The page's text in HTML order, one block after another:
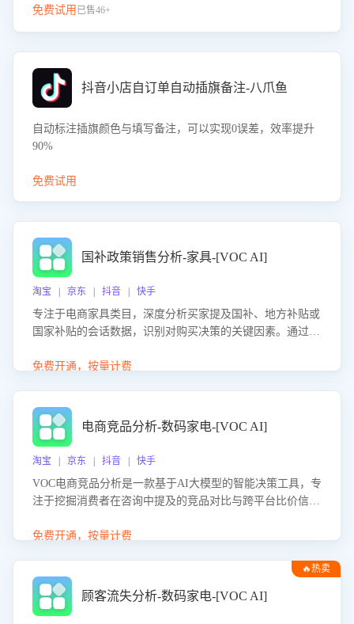
免费试用 已售46+
抖音小店自订单自动插旗备注-八爪鱼
自动标注插旗颜色与填写备注，可以实现0误差，效率提升
90%
免费试用
国补政策销售分析-家具-[VOC AI]
淘宝 | 京东 | 抖音 | 快手
专注于电商家具类目，深度分析买家提及国补、地方补贴或
国家补贴的会话数据，识别对购买决策的关键因素。通过AI
化策略，助力商家利用国补政策提升GMV。
免费开通，按量计费
电商竞品分析-数码家电-[VOC AI]
淘宝 | 京东 | 抖音 | 快手
VOC电商竞品分析是一款基于AI大模型的智能决策工具，专
注于挖掘消费者在咨询中提及的竞品对比与跨平台比价信
商品信息，进行多维度交叉对比，并分析消费者的比价行
企业优化营销话术、突出产品与服务优势，有效提升咨询转
化率，避免陷入单纯价格竞争，实现精准扬长避短。
免费开通，按量计费
🔥热卖
顾客流失分析-数码家电-[VOC AI]